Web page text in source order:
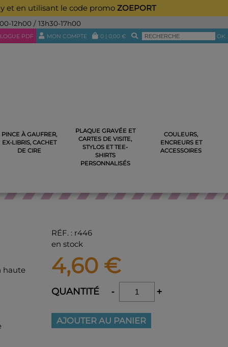
et en utilisant le code promo ZOEPORT
12h00 / 13h30-17h00
PDF MON COMPTE 0 | 0,00 € OK
PINCE À GAUFRER,
EX-LIBRIS, CACHET
DE CIRE
PLAQUE GRAVÉE ET
CARTES DE VISITE,
STYLOS ET TEE-
SHIRTS
PERSONNALISÉS
COULEURS,
ENCREURS ET
ACCESSOIRES
NOUNOURS N°4
haute
RÉF. : r446
en stock
4,60 €
QUANTITÉ - +
AJOUTER AU PANIER